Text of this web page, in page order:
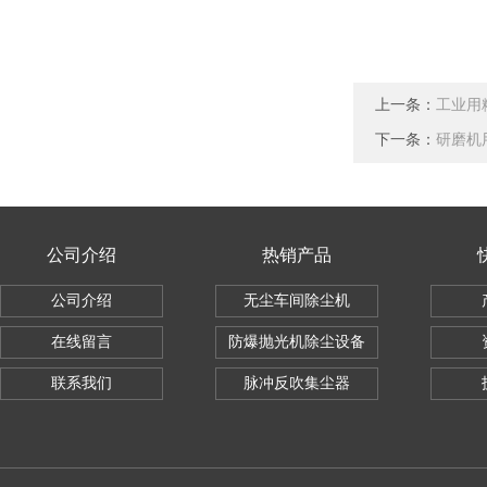
上一条： 工业用
下一条： 研磨机
公司介绍
公司介绍
在线留言
联系我们
热销产品
无尘车间除尘机
防爆抛光机除尘设备
脉冲反吹集尘器